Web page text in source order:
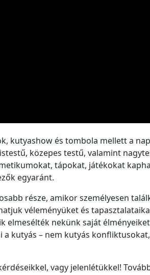
kutyashow és tombola mellett a
közepes testű, valamint
tápokat, játékokat
egyaránt.
része, amikor személyesen
véleményüket és
elmesélték nekünk saját
kutyás – nem kutyás
vagy jelenlétükkel!